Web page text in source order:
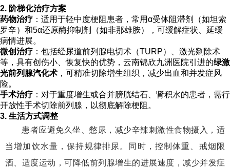
2. 阶梯化治疗方案
药物治疗 ：适用于轻中度梗阻患者，常用α受体阻滞剂（如坦索
罗辛）和5α还原酶抑制剂（如非那雄胺），可缓解症状、延缓
病情进展。
微创治疗 ：包括经尿道前列腺电切术（TURP）、激光剜除术
等，具有创伤小、恢复快的优势，云南锦欣九洲医院引进的绿激
光前列腺汽化术 ，可精准切除增生组织，减少出血和并发症风
险。
手术治疗 ：对于重度增生或合并膀胱结石、肾积水的患者，需行
开放性手术切除前列腺，以彻底解除梗阻。
3. 生活方式调整
患者应避免久坐、憋尿，减少辛辣刺激性食物摄入，适
当增加饮水量，保持规律排尿。同时，控制体重、戒烟限
酒、适度运动，可降低前列腺增生的进展速度，减少并发症